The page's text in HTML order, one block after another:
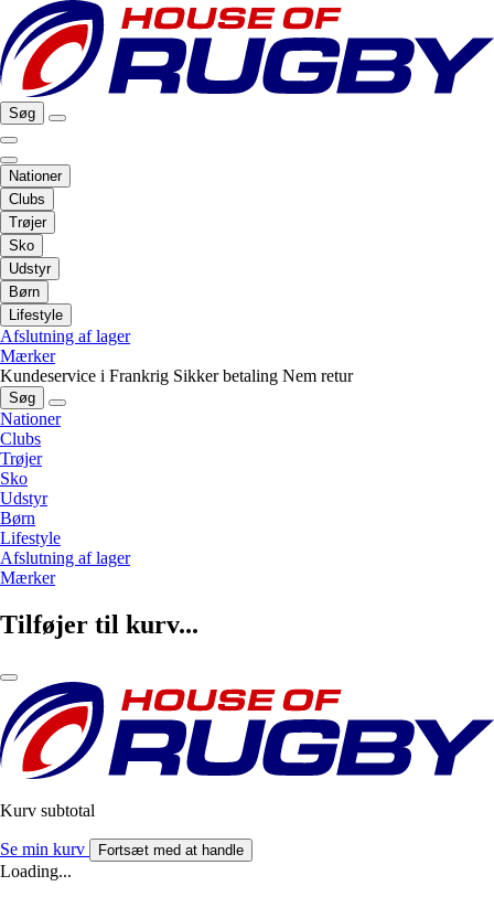
Søg
Nationer
Clubs
Trøjer
Sko
Udstyr
Børn
Lifestyle
Afslutning af lager
Mærker
Kundeservice i Frankrig Sikker betaling Nem retur
Søg
Nationer
Clubs
Trøjer
Sko
Udstyr
Børn
Lifestyle
Afslutning af lager
Mærker
Tilføjer til kurv...
Kurv subtotal
Se min kurv Fortsæt med at handle
Loading...